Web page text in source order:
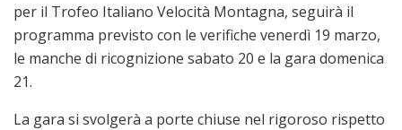
per il Trofeo Italiano Velocità Montagna, seguirà il
programma previsto con le verifiche venerdì 19 marzo,
le manche di ricognizione sabato 20 e la gara domenica
21.
La gara si svolgerà a porte chiuse nel rigoroso rispetto